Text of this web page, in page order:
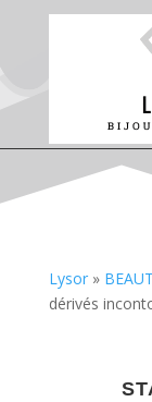
Lysor»
dérivés